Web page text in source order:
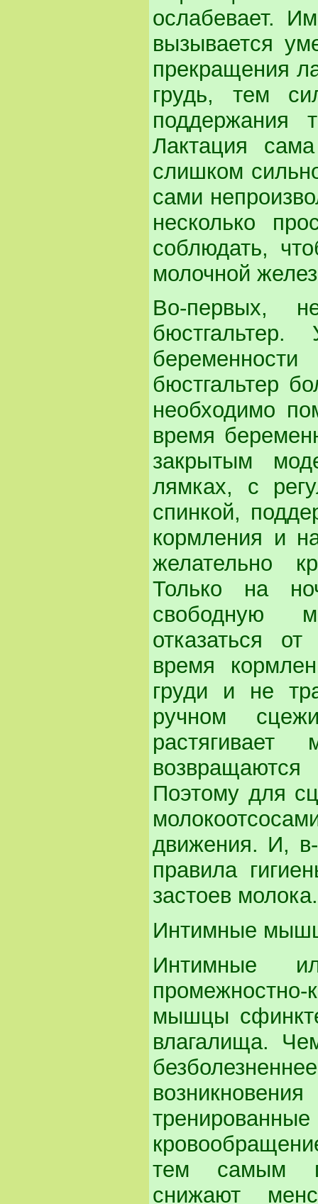
ослабевает.
вызывается
прекращения
грудь, тем
поддержания
Лактация
слишком
сами
несколько
соблюдать,
молочной
Во-первых,
бюстгальтер
необходимо
время
закрытым
лямках, с
спинкой,
кормления и
желательно
Только на
свободную
отказаться
время
груди и не
ручном
Поэтому для
движения. И,
правила
застоев молока.
Интимные
Интимные
мышцы
влагалища.
тем самым
снижают